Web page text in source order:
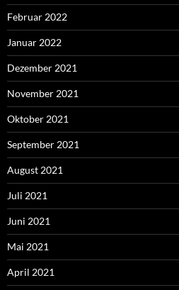
Februar 2022
Januar 2022
Dezember 2021
November 2021
Oktober 2021
September 2021
August 2021
Juli 2021
Juni 2021
Mai 2021
April 2021